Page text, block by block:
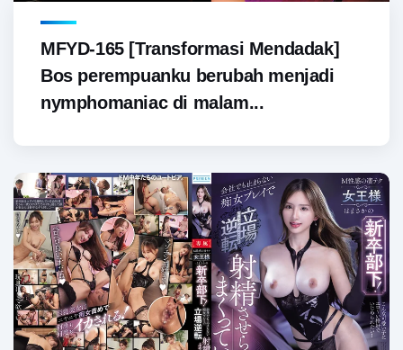
MFYD-165 [Transformasi Mendadak]
Bos perempuanku berubah menjadi
nymphomaniac di malam...